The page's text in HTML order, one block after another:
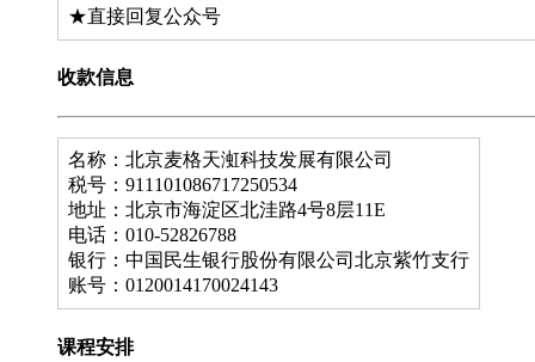
★直接回复公众号
收款信息
名称：北京麦格天渱科技发展有限公司
税号：911101086717250534
地址：北京市海淀区北洼路4号8层11E
电话：010-52826788
银行：中国民生银行股份有限公司北京紫竹支行
账号：0120014170024143
课程安排